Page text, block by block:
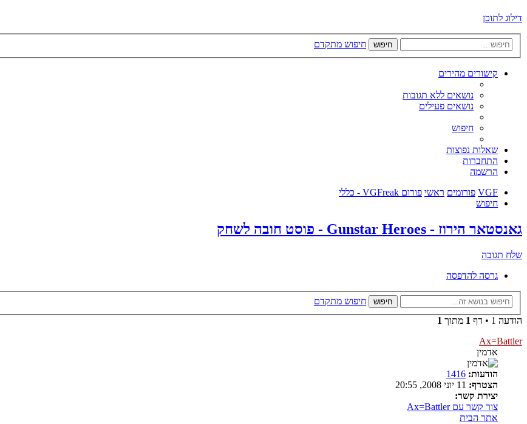
דילוג לתוכן
חיפוש חיפוש מתקדם
קישורים מהירים
נושאים ללא תגובות
נושאים פעילים
חיפוש
שאלות נפוצות
התחברות
הרשמה
VGF פורומים ראשי פורום VGFreak - כללי
חיפוש
גאנסטאר הירוז - Gunstar Heroes - פוסט חובה לשחק
שלח תגובה
גרסה להדפסה
חיפוש
חיפוש מתקדם
הודעה 1 • דף
1 מתוך 1
Ax=Battler
אדמין
הודעות: 1416
הצטרף:
יצירת קשר:
צור קשר עם Ax=Battler
אתר הבית